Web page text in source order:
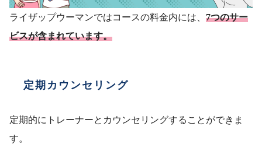
ライザップウーマンではコースの料金内には、 7つのサー
ビスが含まれています。
定期カウンセリング
定期的にトレーナーとカウンセリングすることができま
す。